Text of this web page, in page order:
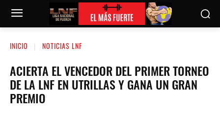
INICIO NOTICIAS LNF
ACIERTA EL VENCEDOR DEL PRIMER TORNEO
DE LA LNF EN UTRILLAS Y GANA UN GRAN
PREMIO